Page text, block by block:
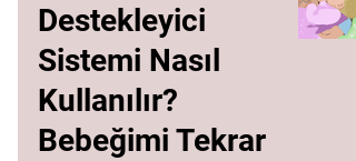
Destekleyici
Sistemi Nasıl
Kullanılır?
Bebeğimi Tekrar